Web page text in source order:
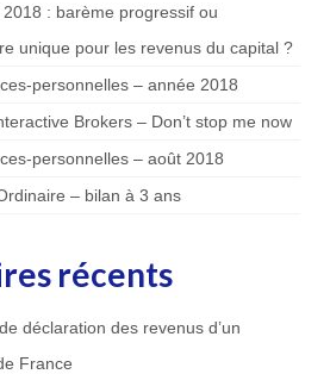
: barème progressif ou
unique pour les revenus du capital ?
personnelles – année 2018
Brokers – Don’t stop me now
personnelles – août 2018
– bilan à 3 ans
récents
déclaration des revenus d’un
France